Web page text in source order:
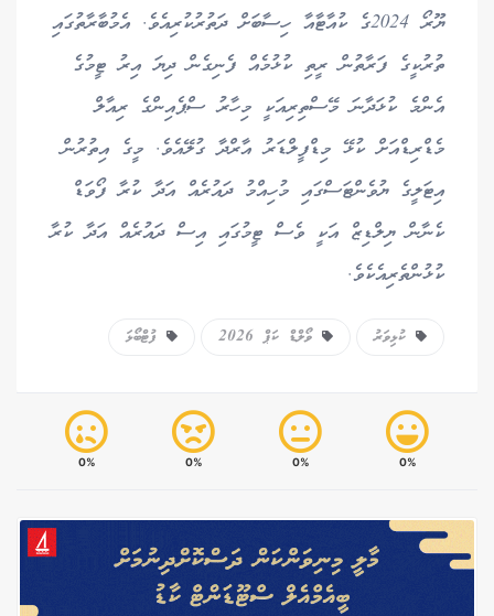
ޔޫރޯ 2024ގެ ކުއާޓާއާ ހިސާބަށް ދަތުރުކުރިއެވެ. އެމުބާރާތުގައި
ތުރުކީގެ ފަރާތުން ރީތި ކުޅުމެއް ފެނިގެން ދިޔަ އިރު ޓީމުގެ
އެންމެ ކުޅަދާނަ މޭސްތިރިއަކީ މިހާރު ސްޕެއިންގެ ރިއާލް
މެޑްރިޑްއަށް ކުޅޭ މިޑްފީލްޑަރު އާރްދާ ގުލޭއެވެ. މީގެ އިތުރުން
އިޓަލީގެ ޔުވެންޓަސްގައި މުހިއްމު ދައުރެއް އަދާ ކުރާ ފޯވަޑް
ކެނާން ޔިލްޑިޒް އަކީ ވެސް ޓީމުގައި އިސް ދައުރެއް އަދާ ކުރާ
ކުޅުންތެރިއެކެވެ.
ކުޅިވަރު ވޯލްޑް ކަޕް 2026 ފުޓްބޯޅަ
0%
0%
0%
0%